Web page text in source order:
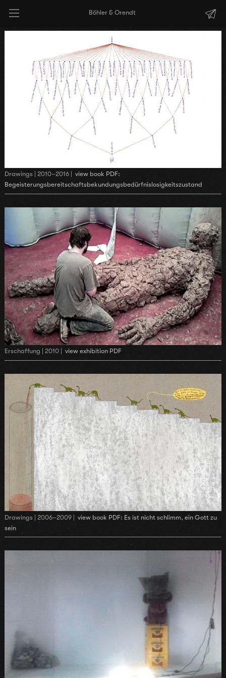
Böhler & Orendt
Drawings | 2010–2016 |view book PDF:
Begeisterungsbereitschaftsbekundungsbedürfnislosigkeitszustand
Erschaffung | 2010 |view exhibition PDF
Drawings | 2006–2009 |view book PDF: Es ist nicht schlimm, ein Gott zu
sein